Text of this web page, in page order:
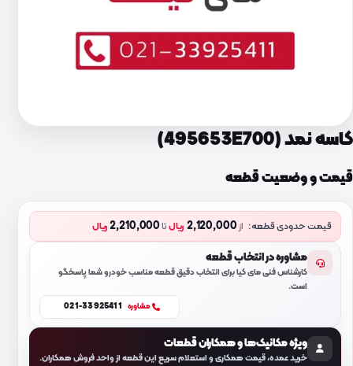
کاسه نمد (495653E700)
قیمت و وضعیت قطعه
قیمت حدودی قطعه: از2,120,000 ریالتا2,210,000 ریال
مشاوره در انتخاب قطعه
کارشناس فنی مای کیا برای انتخاب دقیق قطعه مناسب خودرو شما پاسخگو
است.
مشاوره 021-33925411
ویژه مکانیک‌ها و همکاران قطعات
خرید عمده، قیمت همکاری و استعلام سریع این قطعه از واحد فروش همکاران.